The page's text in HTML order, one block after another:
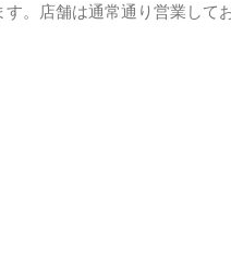
。店舗は通常通り営業して